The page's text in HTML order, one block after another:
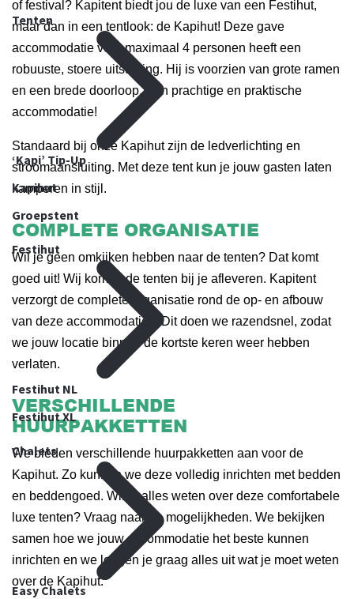
Tenten
‘Kapi’ Tip-Up
Kapihut
Groepstent
Festihut
Festihut NL
Festihut XL
Chalets
Easy Chalets
of festival? Kapitent biedt jou de luxe van een Festihut,
maar dan in een tentlook: de Kapihut! Deze gave
accommodatie voor maximaal 4 personen heeft een
robuuste, stoere uitstraling. Hij is voorzien van grote ramen
en een brede doorloop. Een prachtige en praktische
accommodatie!
Standaard bij onze Kapihut zijn de ledverlichting en
stroomaansluiting. Met deze tent kun je jouw gasten laten
kamperen in stijl.
COMPLETE ORGANISATIE
Wil je geen omkijken hebben naar de tenten? Dat komt
goed uit! Wij komen de tenten bij je afleveren. Kapitent
verzorgt de complete organisatie rond de op- en afbouw
van deze accommodaties. Dit doen we razendsnel, zodat
we jouw locatie binnen de kortste keren weer hebben
verlaten.
VERSCHILLENDE
HUURPAKKETTEN
We bieden verschillende huurpakketten aan voor de
Kapihut. Zo kunnen we deze volledig inrichten met bedden
en beddengoed. Wil je alles weten over deze comfortabele
luxe tenten? Vraag naar de mogelijkheden. We bekijken
samen hoe we jouw accommodatie het beste kunnen
inrichten en we leggen je graag alles uit wat je moet weten
over de Kapihut.